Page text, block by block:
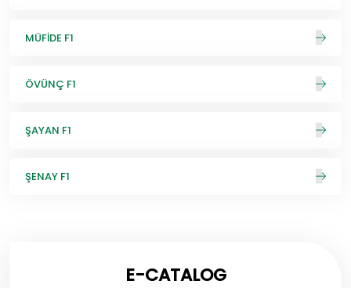
MÜFİDE F1
ÖVÜNÇ F1
ŞAYAN F1
ŞENAY F1
E-CATALOG